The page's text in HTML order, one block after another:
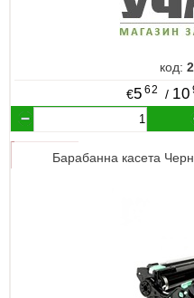
код:
€5 62 / 10
Барабанна касета